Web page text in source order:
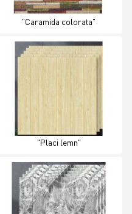
"Caramida colorata"
"Placi lemn"